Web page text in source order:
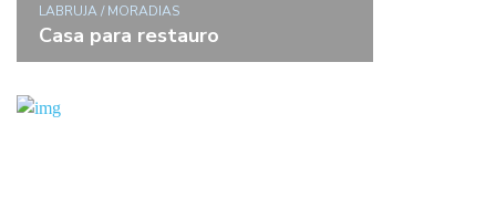
LABRUJA / MORADIAS
Casa para restauro